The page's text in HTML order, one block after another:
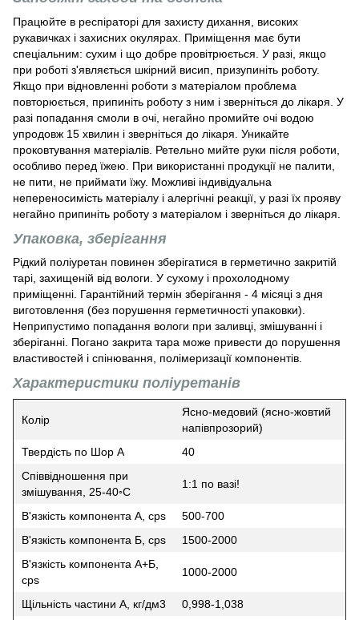
Працюйте в респіраторі для захисту дихання, високих
рукавичках і захисних окулярах. Приміщення має бути
спеціальним: сухим і що добре провітрюється. У разі, якщо
при роботі з'являється шкірний висип, призупиніть роботу.
Якщо при відновленні роботи з матеріалом проблема
повторюється, припиніть роботу з ним і зверніться до лікаря. У
разі попадання смоли в очі, негайно промийте очі водою
упродовж 15 хвилин і зверніться до лікаря. Уникайте
проковтування матеріалів. Ретельно мийте руки після роботи,
особливо перед їжею. При використанні продукції не палити,
не пити, не приймати їжу. Можливі індивідуальна
непереносимість матеріалу і алергічні реакції, у разі їх прояву
негайно припиніть роботу з матеріалом і зверніться до лікаря.
Упаковка, зберігання
Рідкий поліуретан повинен зберігатися в герметично закритій
тарі, захищеній від вологи. У сухому і прохолодному
приміщенні. Гарантійний термін зберігання - 4 місяці з дня
виготовлення (без порушення герметичності упаковки).
Неприпустимо попадання вологи при заливці, змішуванні і
зберіганні. Погано закрита тара може привести до порушення
властивостей і спінювання, полімеризації компонентів.
Характеристики поліуретанів
Колір
Ясно-медовий (ясно-жовтий
напівпрозорий)
Твердість по Шор А
40
Співвідношення при
змішування, 25-40◦С
1:1 по вазі!
В'язкість компонента А, cps
500-700
В'язкість компонента Б, cps
1500-2000
В'язкість компонента А+Б,
cps
1000-2000
Щільність частини А, кг/дм3
0,998-1,038